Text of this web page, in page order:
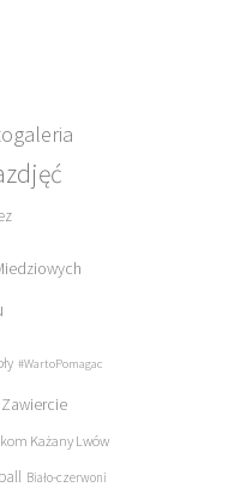
#WartoPomagac
Zawiercie
Każany Lwów
Biało-czerwoni